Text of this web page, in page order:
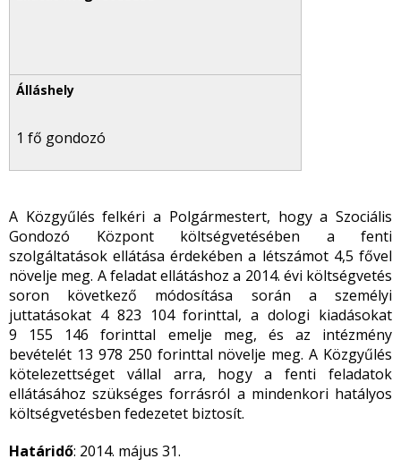
1 fő gondozó
A Közgyűlés felkéri a Polgármestert, hogy a Szociális
Gondozó Központ költségvetésében a fenti
szolgáltatások ellátása érdekében a létszámot 4,5 fővel
növelje meg. A feladat ellátáshoz a 2014. évi költségvetés
soron következő módosítása során a személyi
juttatásokat 4 823 104 forinttal, a dologi kiadásokat
9 155 146 forinttal emelje meg, és az intézmény
bevételét 13 978 250 forinttal növelje meg. A Közgyűlés
kötelezettséget vállal arra, hogy a fenti feladatok
ellátásához szükséges forrásról a mindenkori hatályos
költségvetésben fedezetet biztosít.
Határidő: 2014. május 31.